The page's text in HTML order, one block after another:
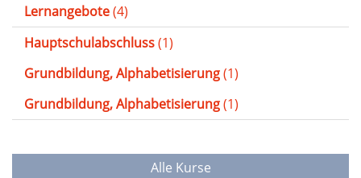
Lernangebote(4)
Hauptschulabschluss(1)
Grundbildung, Alphabetisierung(1)
Grundbildung, Alphabetisierung(1)
Alle Kurse